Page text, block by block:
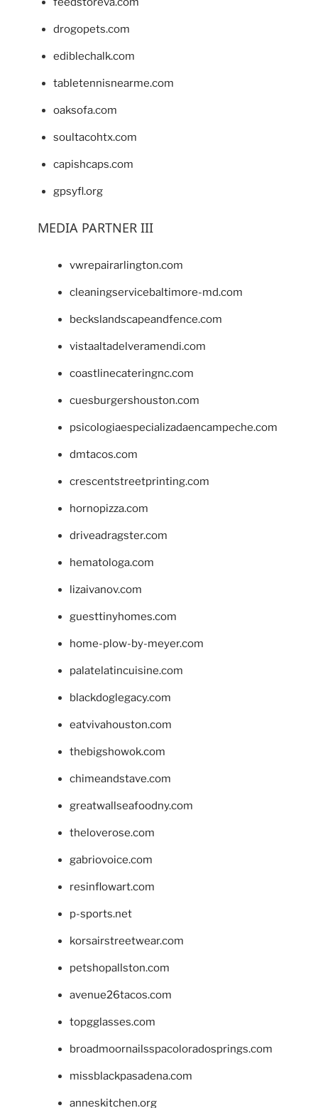
drogopets.com
ediblechalk.com
tabletennisnearme.com
oaksofa.com
soultacohtx.com
capishcaps.com
gpsyfl.org
MEDIA PARTNER III
vwrepairarlington.com
cleaningservicebaltimore-md.com
beckslandscapeandfence.com
vistaaltadelveramendi.com
coastlinecateringnc.com
cuesburgershouston.com
psicologiaespecializadaencampeche.com
dmtacos.com
crescentstreetprinting.com
hornopizza.com
driveadragster.com
hematologa.com
lizaivanov.com
guesttinyhomes.com
home-plow-by-meyer.com
palatelatincuisine.com
blackdoglegacy.com
eatvivahouston.com
thebigshowok.com
chimeandstave.com
greatwallseafoodny.com
theloverose.com
gabriovoice.com
resinflowart.com
p-sports.net
korsairstreetwear.com
petshopallston.com
avenue26tacos.com
topgglasses.com
broadmoornailsspacoloradosprings.com
missblackpasadena.com
anneskitchen.org